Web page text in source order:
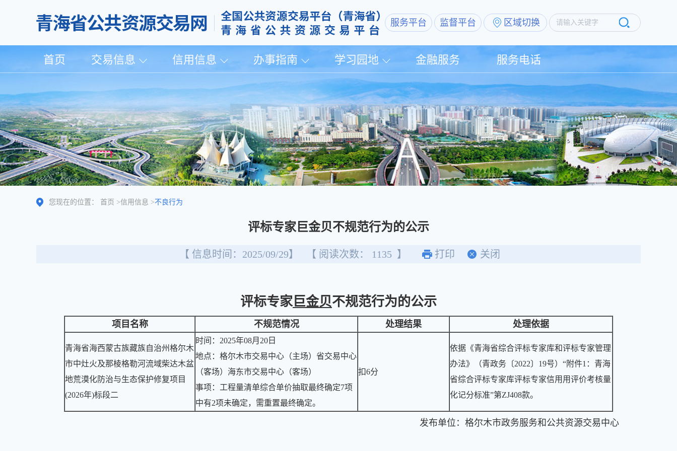
服务平台 监督平台 区域切换 请输入关键字
首页 交易信息 信用信息 办事指南 学习园地 金融服务 服务电话
您现在的位置： 首页 >信用信息 >不良行为
评标专家巨金贝不规范行为的公示
【 信息时间：2025/09/29】 【 阅读次数： 1135 】 打印 关闭
评标专家巨金贝不规范行为的公示
项目名称 不规范情况 处理结果 处理依据
青海省海西蒙古族藏族自治州格尔木
市中灶火及那棱格勒河流域柴达木盆
地荒漠化防治与生态保护修复项目
(2026年)标段二
时间：2025年08月20日
地点：格尔木市交易中心（主场）省交易中心
（客场）海东市交易中心（客场）
事项：工程量清单综合单价抽取最终确定7项
中有2项未确定，需重置最终确定。
扣6分
依据《青海省综合评标专家库和评标专家管理
办法》（青政务〔2022〕19号）“附件1：青海
省综合评标专家库评标专家信用用评价考核量
化记分标准”第ZJ408款。
发布单位：格尔木市政务服务和公共资源交易中心